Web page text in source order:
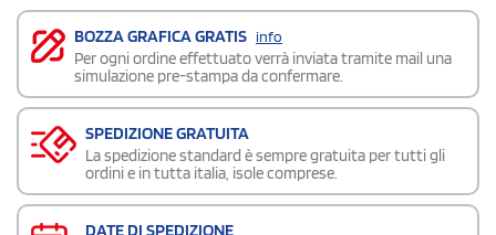
BOZZA GRAFICA GRATIS info
Per ogni ordine effettuato verrà inviata tramite mail una
simulazione pre-stampa da confermare.
SPEDIZIONE GRATUITA
La spedizione standard è sempre gratuita per tutti gli
ordini e in tutta italia, isole comprese.
DATE DI SPEDIZIONE